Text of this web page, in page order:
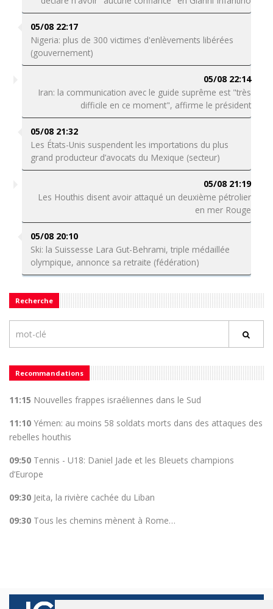
05/08 22:17
Nigeria: plus de 300 victimes d'enlèvements libérées
(gouvernement)
05/08 22:14
Iran: la communication avec le guide suprême est "très
difficile en ce moment", affirme le président
05/08 21:32
Les États-Unis suspendent les importations du plus
grand producteur d’avocats du Mexique (secteur)
05/08 21:19
Les Houthis disent avoir attaqué un deuxième pétrolier
en mer Rouge
05/08 20:10
Ski: la Suissesse Lara Gut-Behrami, triple médaillée
olympique, annonce sa retraite (fédération)
Recherche
Recommandations
11:15 Nouvelles frappes israéliennes dans le Sud
11:10 Yémen: au moins 58 soldats morts dans des attaques des
rebelles houthis
09:50 Tennis - U18: Daniel Jade et les Bleuets champions
d’Europe
09:30 Jeita, la rivière cachée du Liban
09:30 Tous les chemins mènent à Rome…